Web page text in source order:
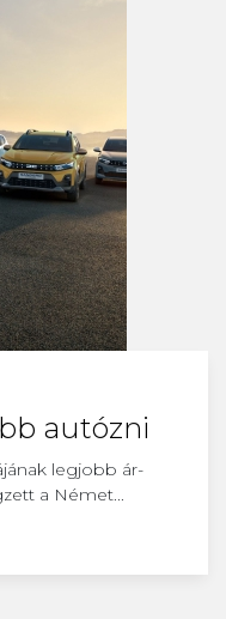
autózni
legjobb ár-
a Német...